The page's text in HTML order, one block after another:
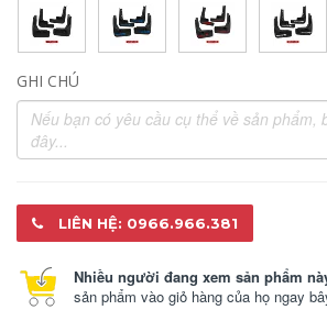
GHI CHÚ
LIÊN HỆ: 0966.966.381
Nhiều người đang xem sản phẩm
sản phẩm vào giỏ hàng của họ ngay